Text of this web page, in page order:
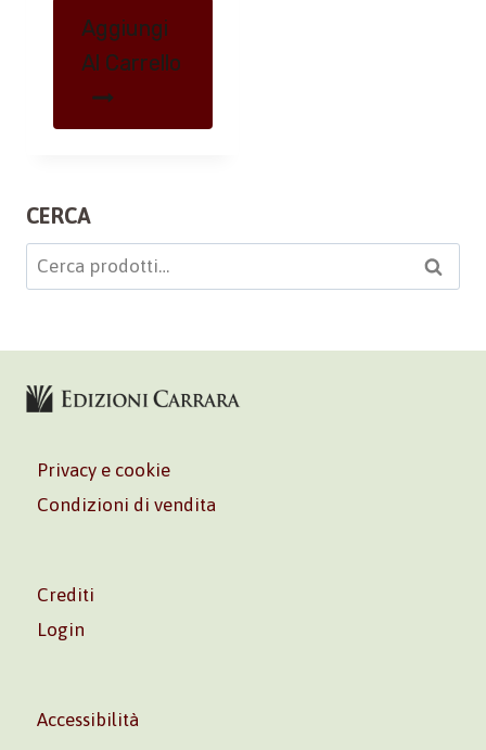
Aggiungi
Al Carrello
CERCA
Cerca: Cerca
Privacy e cookie
Condizioni di vendita
Crediti
Login
Accessibilità